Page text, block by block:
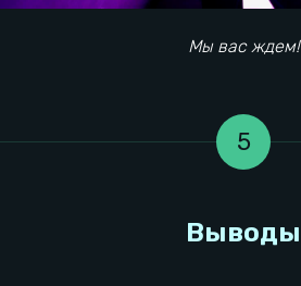
Мы вас ждем!
5
Наши игры